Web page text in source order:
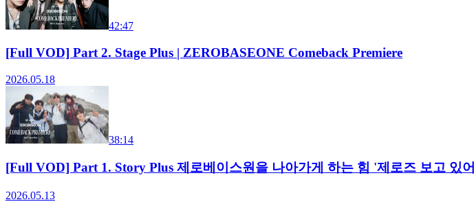
42:47
[Full VOD] Part 2. Stage Plus | ZEROBASEONE Comeback Premiere
2026.05.18
38:14
[Full VOD] Part 1. Story Plus 제로베이스원을 나아가게 하는 힘 '제로즈 보고 있
2026.05.13